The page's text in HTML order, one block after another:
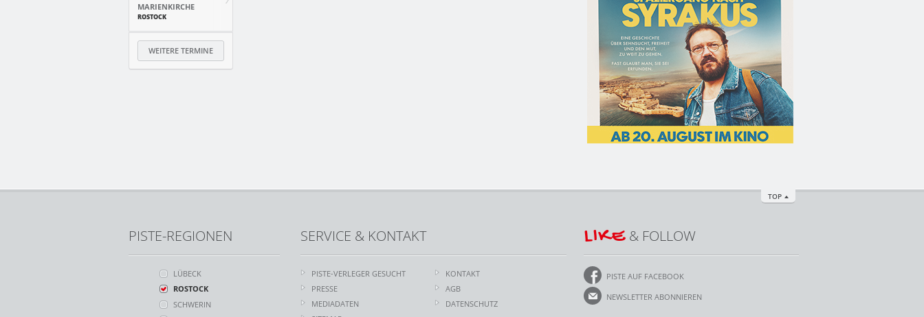
MARIENKIRCHE
ROSTOCK
WEITERE TERMINE
TOP
PISTE-REGIONEN
LÜBECK
ROSTOCK
SCHWERIN
SERVICE & KONTAKT
PISTE-VERLEGER GESUCHT
PRESSE
MEDIADATEN
KONTAKT
AGB
DATENSCHUTZ
LIKE& FOLLOW
PISTE AUF FACEBOOK
NEWSLETTER ABONNIEREN